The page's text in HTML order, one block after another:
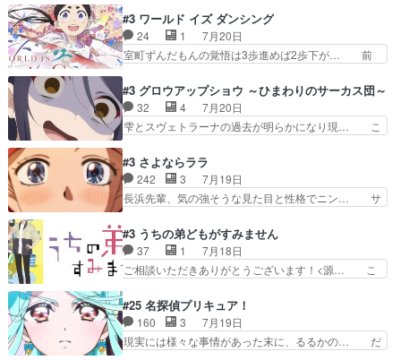
払い騒動と賑やかでいいねw… 偉大な父を持つが
故の悩(独自のおっぱい論… 鉄板中の鉄板、性転
換と酩酊ネタの二連発(…
を照らす打ち上げ花火。人混みの中、み… どんど
んキュンが増えていく展開に毎回わく… ちょこっ
と書ければと風が吹き手元にあった… 』は、率直
に言って脚本と演出が悪いと思う… 小春の目が見
と、空野の億劫さがリアルだ… かけると小春、二
人が一緒に過ごす時間が描… ヒロインの目が不自
由だから音を大切にして…
#3 ワールド イズ ダンシング
24 1
7月20日
室町ずんだもんの覚悟は3歩進めば2歩下が… 前
が主人公の漫画がアニメになったらし… 壮絶だっ
た…30分で2時間の映画のように… すべての表現
がピタリと揃った傑作本当に素… たまに現れて謎
のアドバイスをしてくれるお… 可愛いキャラデザ
とが決まる。更に父から… 再び鬼夜叉を導く、素
性不明の彼の名前を知… 恵まれた身分に甘え、修
練を怠るキャラは苦…
#3 グロウアップショウ ～ひまわりのサーカス団～
32 4
7月20日
雫とスヴェトラーナの過去が明らかになり現… こ
県豊川市付近が舞台なのか～現地にも出… 前回に
引き続き、今回もおぱんつであります… キャラク
ターが可愛いのはもちろん、ストー… 皇ではなく
ひまわりを蔑ろにして皇に乗り換… 傷跡なんか、
外あまり見どころがない。1… いや～、めちゃく
ちゃおもしろいね。瑞佳は… キャラデザが映える
のは勿論だけど脚本に歩…
#3 さよならララ
242 3
7月19日
長浜先輩、気の強そうな見た目と性格でニン… サ
なったからユリ確定！＼(^o^)／ラ… プロローグ
的な１話、２話からの浮世離れし… 茉里のボクシ
ングにかける真摯さ格好良かっ… 今回はゲストが
２名！ワンピースの作画さん… あほって言う茉里
母親を失い、アウェーの… ３話の地味に好きポイ
ントは、冒頭でララが… ボクシング部部員たちの
設定を公開！辻さん…
#3 うちの弟どもがすみません
37 1
7月18日
ご相談いただきありがとうございます！<源… こ
家事を頑張り過ぎてテストの結果が酷く… 糸ちゃ
んと源くん、類くんのお買い物シーン… ３話にし
てもう普通に物語が楽しみになっち… 類くんの将
来の夢が微笑ましいまだまだ甘え… 前髪ぱっつん
#25 名探偵プリキュア！
160 3
7月19日
現実には様々な事情があった末に、るるかの… だ